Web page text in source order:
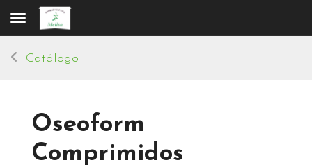
Toggle navigation
Catálogo
Oseoform
Comprimidos